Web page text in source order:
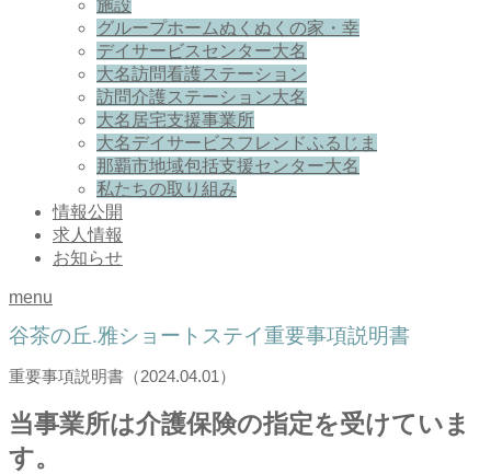
施設
グループホームぬくぬくの家・幸
デイサービスセンター大名
大名訪問看護ステーション
訪問介護ステーション大名
大名居宅支援事業所
大名デイサービスフレンドふるじま
那覇市地域包括支援センター大名
私たちの取り組み
情報公開
求人情報
お知らせ
menu
谷茶の丘.雅ショートステイ重要事項説明書
重要事項説明書（2024.04.01）
当事業所は介護保険の指定を受けていま
す。